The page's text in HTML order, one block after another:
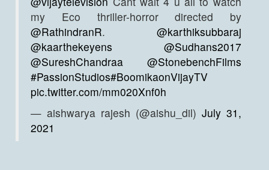
my Eco thriller-horror directed by
@RathindranR. @karthiksubbaraj
@kaarthekeyens
@Sudhans2017
@SureshChandraa
@StonebenchFilms
#PassionStudios#BoomikaonVijayTV
pic.twitter.com/mm020Xnf0h
— aishwarya rajesh (@aishu_dil) July 31,
2021